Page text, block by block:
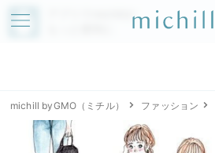
アプリでmichillが
michill byGMO（ミチル） ファッション